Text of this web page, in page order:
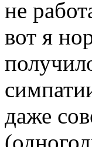
не
вот я
даже